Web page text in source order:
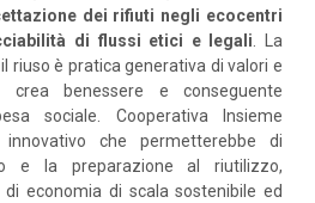
dei rifiuti negli ecocentri
di flussi etici e legali. La
riuso è pratica generativa di valori e
crea benessere e conseguente
sociale. Cooperativa Insieme
che permetterebbe di
e la preparazione al riutilizzo,
economia di scala sostenibile ed